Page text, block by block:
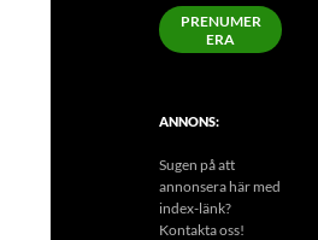
PRENUMER
ERA
ANNONS:
Sugen på att
annonsera här med
index-länk?
Kontakta oss!